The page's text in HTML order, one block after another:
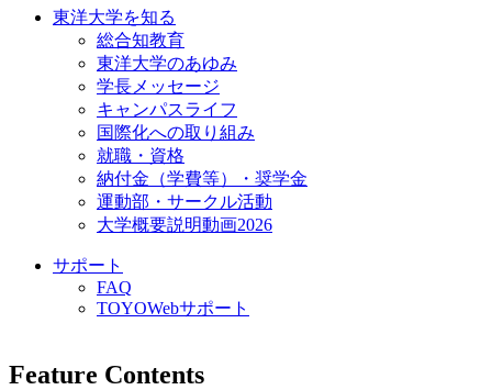
東洋大学を知る
総合知教育
東洋大学のあゆみ
学長メッセージ
キャンパスライフ
国際化への取り組み
就職・資格
納付金（学費等）・奨学金
運動部・サークル活動
大学概要説明動画2026
サポート
FAQ
TOYOWebサポート
Feature Contents